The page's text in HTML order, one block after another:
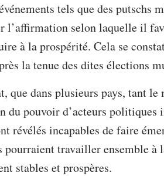
tels que des
l’affirmation selon laquelle il
à la prospérité. Cela se
la tenue des dites élections
que dans plusieurs pays, tant
du pouvoir d’acteurs politiques
révélés incapables de faire
travailler ensemble à
stables et prospères.